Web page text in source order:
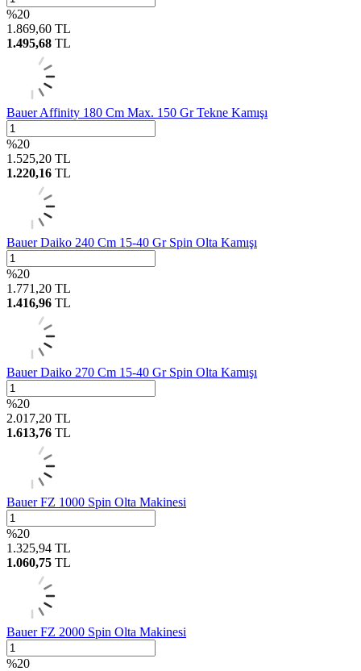
%20
1.869,60 TL
1.495,68 TL
Bauer Affinity 180 Cm Max. 150 Gr Tekne Kamışı
%20
1.525,20 TL
1.220,16 TL
Bauer Daiko 240 Cm 15-40 Gr Spin Olta Kamışı
%20
1.771,20 TL
1.416,96 TL
Bauer Daiko 270 Cm 15-40 Gr Spin Olta Kamışı
%20
2.017,20 TL
1.613,76 TL
Bauer FZ 1000 Spin Olta Makinesi
%20
1.325,94 TL
1.060,75 TL
Bauer FZ 2000 Spin Olta Makinesi
%20